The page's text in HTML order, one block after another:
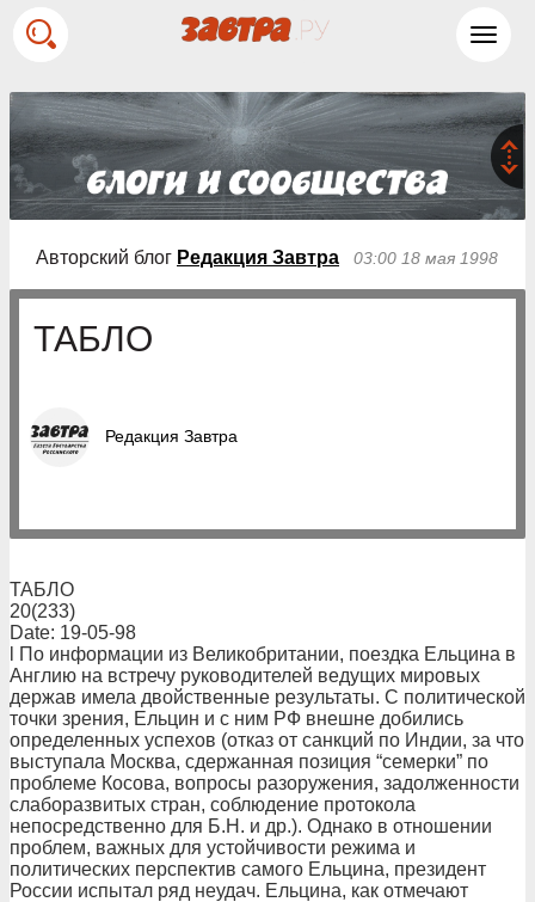
Авторский блог Редакция Завтра 03:00 18 мая 1998
ТАБЛО
Редакция Завтра
ТАБЛО
20(233)
Date: 19-05-98
l По информации из Великобритании, поездка Ельцина в
Англию на встречу руководителей ведущих мировых
держав имела двойственные результаты. С политической
точки зрения, Ельцин и с ним РФ внешне добились
определенных успехов (отказ от санкций по Индии, за что
выступала Москва, сдержанная позиция “семерки” по
проблеме Косова, вопросы разоружения, задолженности
слаборазвитых стран, соблюдение протокола
непосредственно для Б.Н. и др.). Однако в отношении
проблем, важных для устойчивости режима и
политических перспектив самого Ельцина, президент
России испытал ряд неудач. Ельцина, как отмечают